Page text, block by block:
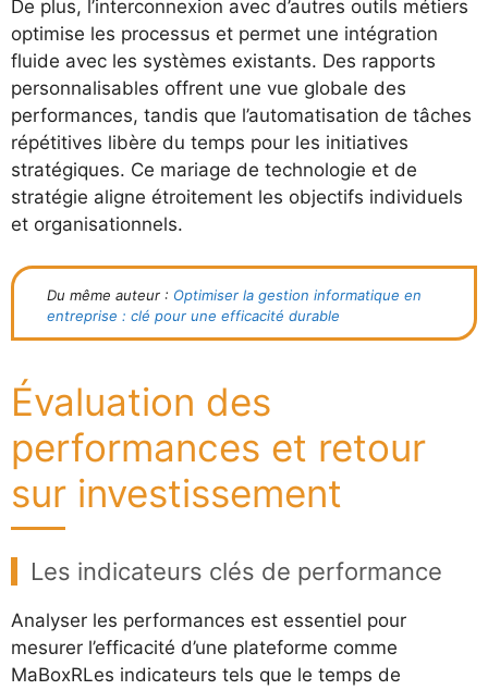
De plus, l’interconnexion avec d’autres outils métiers
optimise les processus et permet une intégration
fluide avec les systèmes existants. Des rapports
personnalisables offrent une vue globale des
performances, tandis que l’automatisation de tâches
répétitives libère du temps pour les initiatives
stratégiques. Ce mariage de technologie et de
stratégie aligne étroitement les objectifs individuels
et organisationnels.
Du même auteur : Optimiser la gestion informatique en
entreprise : clé pour une efficacité durable
Évaluation des
performances et retour
sur investissement
Les indicateurs clés de performance
Analyser les performances est essentiel pour
mesurer l’efficacité d’une plateforme comme
MaBoxRLes indicateurs tels que le temps de